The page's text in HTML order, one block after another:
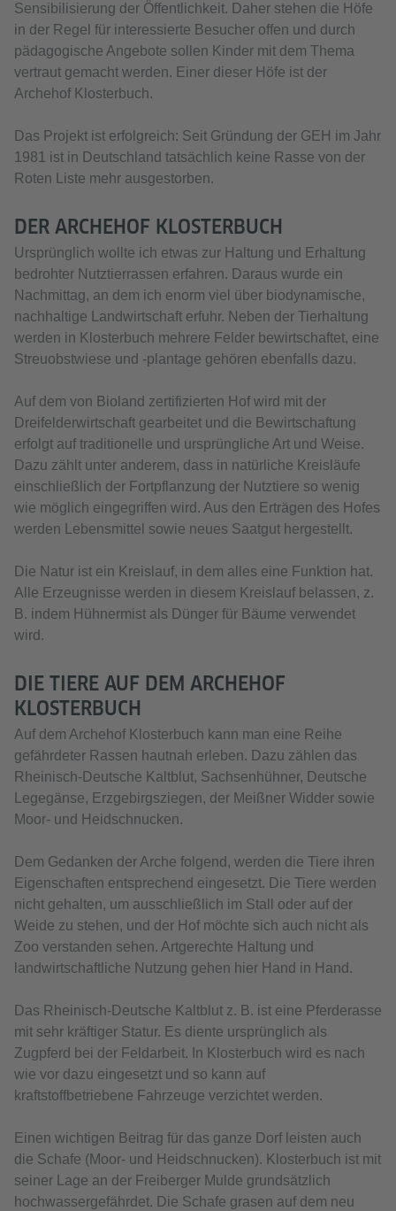
Sensibilisierung der Öffentlichkeit. Daher stehen die Höfe
in der Regel für interessierte Besucher offen und durch
pädagogische Angebote sollen Kinder mit dem Thema
vertraut gemacht werden. Einer dieser Höfe ist der
Archehof Klosterbuch.
Das Projekt ist erfolgreich: Seit Gründung der GEH im Jahr
1981 ist in Deutschland tatsächlich keine Rasse von der
Roten Liste mehr ausgestorben.
DER ARCHEHOF KLOSTERBUCH
Ursprünglich wollte ich etwas zur Haltung und Erhaltung
bedrohter Nutztierrassen erfahren. Daraus wurde ein
Nachmittag, an dem ich enorm viel über biodynamische,
nachhaltige Landwirtschaft erfuhr. Neben der Tierhaltung
werden in Klosterbuch mehrere Felder bewirtschaftet, eine
Streuobstwiese und -plantage gehören ebenfalls dazu.
Auf dem von Bioland zertifizierten Hof wird mit der
Dreifelderwirtschaft gearbeitet und die Bewirtschaftung
erfolgt auf traditionelle und ursprüngliche Art und Weise.
Dazu zählt unter anderem, dass in natürliche Kreisläufe
einschließlich der Fortpflanzung der Nutztiere so wenig
wie möglich eingegriffen wird. Aus den Erträgen des Hofes
werden Lebensmittel sowie neues Saatgut hergestellt.
Die Natur ist ein Kreislauf, in dem alles eine Funktion hat.
Alle Erzeugnisse werden in diesem Kreislauf belassen, z.
B. indem Hühnermist als Dünger für Bäume verwendet
wird.
DIE TIERE AUF DEM ARCHEHOF
KLOSTERBUCH
Auf dem Archehof Klosterbuch kann man eine Reihe
gefährdeter Rassen hautnah erleben. Dazu zählen das
Rheinisch-Deutsche Kaltblut, Sachsenhühner, Deutsche
Legegänse, Erzgebirgsziegen, der Meißner Widder sowie
Moor- und Heidschnucken.
Dem Gedanken der Arche folgend, werden die Tiere ihren
Eigenschaften entsprechend eingesetzt. Die Tiere werden
nicht gehalten, um ausschließlich im Stall oder auf der
Weide zu stehen, und der Hof möchte sich auch nicht als
Zoo verstanden sehen. Artgerechte Haltung und
landwirtschaftliche Nutzung gehen hier Hand in Hand.
Das Rheinisch-Deutsche Kaltblut z. B. ist eine Pferderasse
mit sehr kräftiger Statur. Es diente ursprünglich als
Zugpferd bei der Feldarbeit. In Klosterbuch wird es nach
wie vor dazu eingesetzt und so kann auf
kraftstoffbetriebene Fahrzeuge verzichtet werden.
Einen wichtigen Beitrag für das ganze Dorf leisten auch
die Schafe (Moor- und Heidschnucken). Klosterbuch ist mit
seiner Lage an der Freiberger Mulde grundsätzlich
hochwassergefährdet. Die Schafe grasen auf dem neu